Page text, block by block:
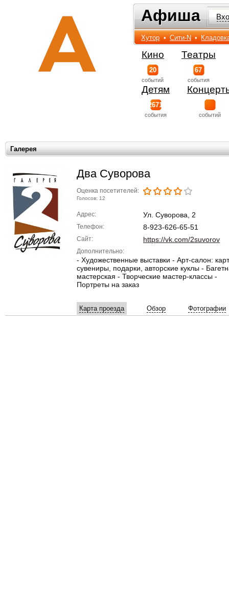
Афиша
Афиша
Хутор • Сити-N •
Кино
20
событий
Театры
67
события
Детям
2671
события событий
Галерея
Два Суворова
Оценка посетителей:
Голосов: 12
Адрес: Ул. Суворова, 2
Телефон: 8-923-626-65-51
Сайт: https://vk.com/2suvorov
Дополнительно:
- Художественные выставки - Арт-салон:
сувениры, подарки, авторские куклы -
мастерская - Творческие мастер-классы -
Портреты на заказ
Карта проезда Обзор Фотографии